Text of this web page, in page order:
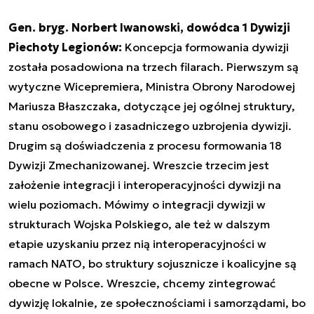
Gen. bryg. Norbert Iwanowski, dowódca 1 Dywizji
Piechoty Legionów: Koncepcja formowania dywizji
została posadowiona na trzech filarach. Pierwszym są
wytyczne Wicepremiera, Ministra Obrony Narodowej
Mariusza Błaszczaka, dotyczące jej ogólnej struktury,
stanu osobowego i zasadniczego uzbrojenia dywizji.
Drugim są doświadczenia z procesu formowania 18
Dywizji Zmechanizowanej. Wreszcie trzecim jest
założenie integracji i interoperacyjności dywizji na
wielu poziomach. Mówimy o integracji dywizji w
strukturach Wojska Polskiego, ale też w dalszym
etapie uzyskaniu przez nią interoperacyjności w
ramach NATO, bo struktury sojusznicze i koalicyjne są
obecne w Polsce. Wreszcie, chcemy zintegrować
dywizję lokalnie, ze społecznościami i samorządami, bo